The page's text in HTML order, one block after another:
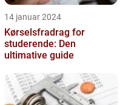
14 januar 2024
Kørselsfradrag for
studerende: Den
ultimative guide